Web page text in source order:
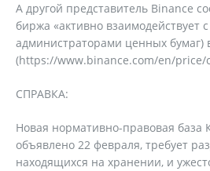
А другой представитель Binance
биржа «активно взаимодействует
администраторами ценных бумаг)
(https://www.binance.com/en/price/
СПРАВКА:
Новая нормативно-правовая база
объявлено 22 февраля, требует
находящихся на хранении, и